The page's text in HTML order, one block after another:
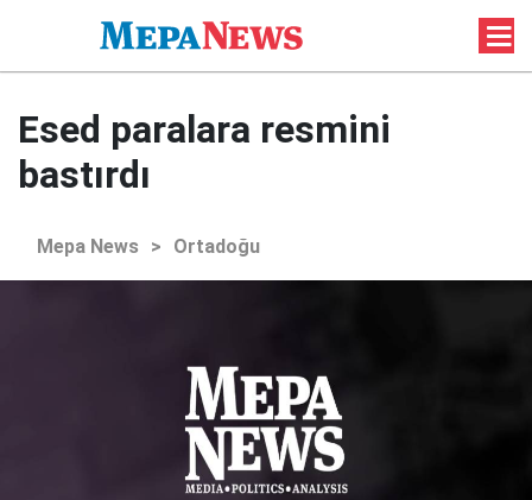
Esed paralara resmini
bastırdı
Mepa News > Ortadoğu